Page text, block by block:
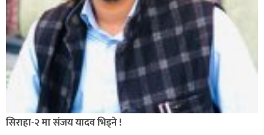
सिराहा-२ मा संजय यादव भिड्ने !